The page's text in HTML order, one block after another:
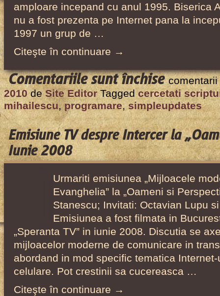
amploare incepand cu anul 1995. Biserica
nu a fost prezenta pe Internet pana la
1997 un grup de …
Citeşte în continuare →
Comentariile sunt închisepentru
Interviu
cu
Lucian
Mihăilescu
la
Cercetaţi
–
Septembrie
2006
2010 de Site EditorTaggedcercetati
mihailescu,programare,simpleupdates
Emisiune TV despre Intercer la
Iunie 2008
Urmariti emisiunea „Mijloacele
Evanghelia” la „Oameni si
Stanescu; Invitati: Octavian Lupu
Emisiunea a fost filmata in
„Speranta TV” in iunie 2008. Discutia se
mijloacelor moderne de comunicare in
abordand in mod specific tematica
celulare. Pot crestinii sa cucereasca …
Citeşte în continuare →